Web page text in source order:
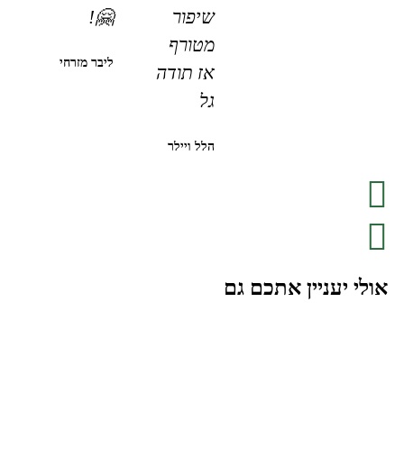
שיפור
מטורף
אז תודה
גל
הלל ויילר
🤗!
ליבר מזרחי
אולי יעניין אתכם גם